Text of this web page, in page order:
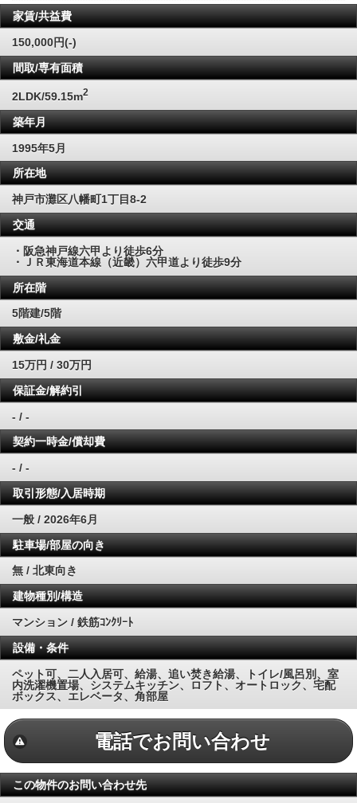
家賃/共益費
150,000円(-)
間取/専有面積
2LDK/59.15m2
築年月
1995年5月
所在地
神戸市灘区八幡町1丁目8-2
交通
・阪急神戸線六甲より徒歩6分
・ＪＲ東海道本線（近畿）六甲道より徒歩9分
所在階
5階建/5階
敷金/礼金
15万円 / 30万円
保証金/解約引
- / -
契約一時金/償却費
- / -
取引形態/入居時期
一般 / 2026年6月
駐車場/部屋の向き
無 / 北東向き
建物種別/構造
マンション / 鉄筋ｺﾝｸﾘｰﾄ
設備・条件
ペット可、二人入居可、給湯、追い焚き給湯、トイレ/風呂別、室
内洗濯機置場、システムキッチン、ロフト、オートロック、宅配
ボックス、エレベータ、角部屋
電話でお問い合わせ
この物件のお問い合わせ先